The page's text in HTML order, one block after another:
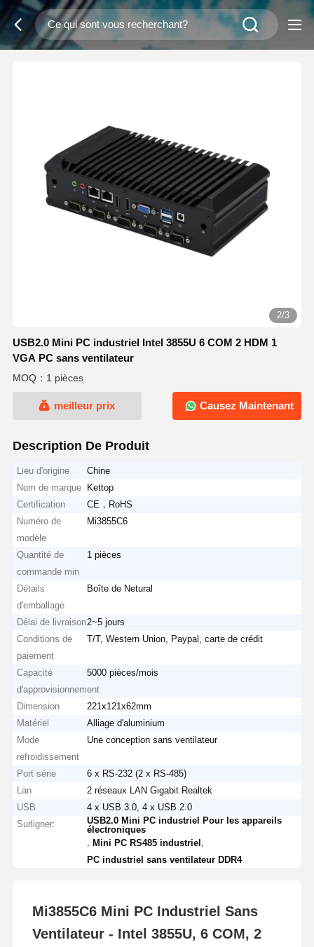
2/3
USB2.0 Mini PC industriel Intel 3855U 6 COM 2 HDM 1
VGA PC sans ventilateur
MOQ：1 pièces
meilleur prix Causez Maintenant
Description De Produit
Lieu d'origine
Chine
Nom de marque
Kettop
Certification
CE，RoHS
Numéro de
modèle
Mi3855C6
Quantité de
commande min
1 pièces
Détails
d'emballage
Boîte de Netural
Délai de livraison2~5 jours
Conditions de
paiement
T/T, Western Union, Paypal, carte de crédit
Capacité
d'approvisionnement
5000 pièces/mois
Dimension
221x121x62mm
Matériel
Alliage d'aluminium
Mode
refroidissement
Une conception sans ventilateur
Port série
6 x RS-232 (2 x RS-485)
Lan
2 réseaux LAN Gigabit Realtek
USB
4 x USB 3.0, 4 x USB 2.0
Surligner:
USB2.0 Mini PC industriel Pour les appareils
électroniques
,Mini PC RS485 industriel
PC industriel sans ventilateur DDR4
Mi3855C6 Mini PC Industriel Sans
Ventilateur - Intel 3855U, 6 COM, 2